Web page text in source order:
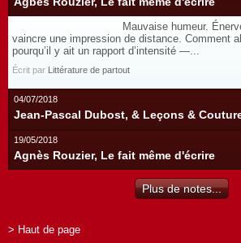
Mauvaise humeur.
vaincre une impression de distance. Comment
pourqu’il y ait un rapport d’intensité —...
Écrit par Littérature de partout
04/07/2018
Jean-Pascal Dubost, & Leçons &
19/05/2018
Agnès Rouzier, Le fait même d'écrire
Plus de notes...
> Haut de page